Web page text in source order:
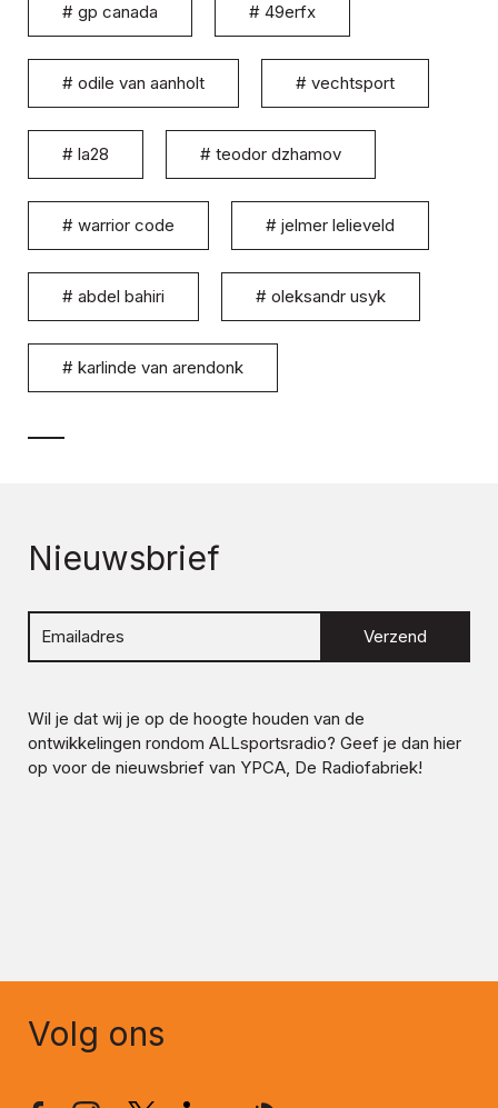
# gp canada # 49erfx
# odile van aanholt # vechtsport
# la28 # teodor dzhamov
# warrior code # jelmer lelieveld
# abdel bahiri # oleksandr usyk
# karlinde van arendonk
Nieuwsbrief
Verzend
Wil je dat wij je op de hoogte houden van de
ontwikkelingen rondom ALLsportsradio? Geef je dan hier
op voor de nieuwsbrief van YPCA, De Radiofabriek!
Volg ons